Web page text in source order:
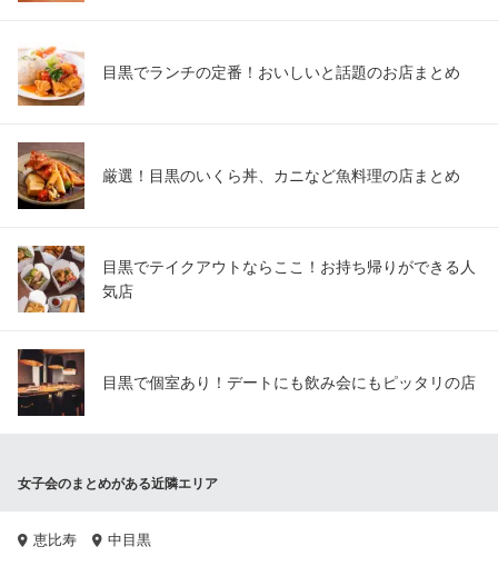
目黒でランチの定番！おいしいと話題のお店まとめ
厳選！目黒のいくら丼、カニなど魚料理の店まとめ
目黒でテイクアウトならここ！お持ち帰りができる人
気店
目黒で個室あり！デートにも飲み会にもピッタリの店
女子会のまとめがある近隣エリア
恵比寿 中目黒